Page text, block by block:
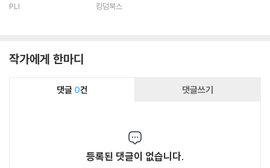
PLI 킹덤북스
작가에게 한마디
댓글 0건 댓글쓰기
등록된 댓글이 없습니다.